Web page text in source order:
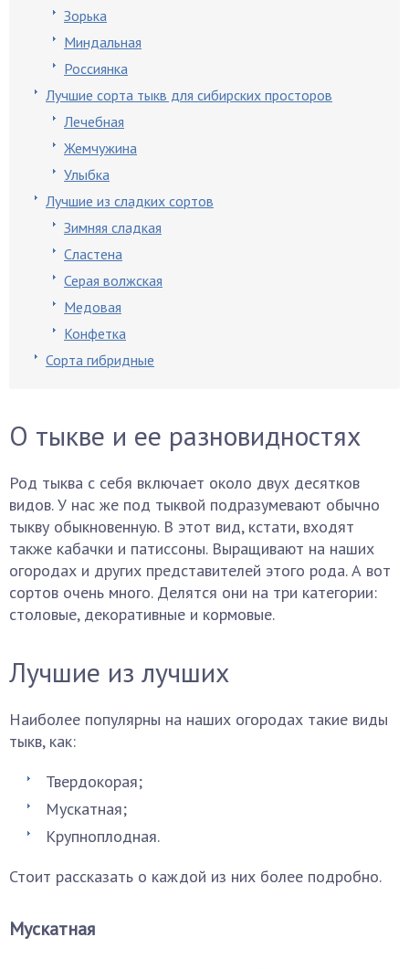
Зорька
Миндальная
Россиянка
Лучшие сорта тыкв для сибирских просторов
Лечебная
Жемчужина
Улыбка
Лучшие из сладких сортов
Зимняя сладкая
Сластена
Серая волжская
Медовая
Конфетка
Сорта гибридные
О тыкве и ее разновидностях
Род тыква с себя включает около двух десятков
видов. У нас же под тыквой подразумевают обычно
тыкву обыкновенную. В этот вид, кстати, входят
также кабачки и патиссоны. Выращивают на наших
огородах и других представителей этого рода. А вот
сортов очень много. Делятся они на три категории:
столовые, декоративные и кормовые.
Лучшие из лучших
Наиболее популярны на наших огородах такие виды
тыкв, как:
Твердокорая;
Мускатная;
Крупноплодная.
Стоит рассказать о каждой из них более подробно.
Мускатная